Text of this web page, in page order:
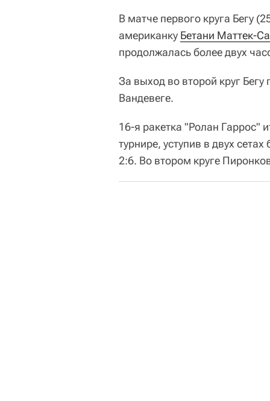
В матче первого круга Бегу
американку Бетани Маттек-
продолжалась более двух
За выход во второй круг
Вандевеге.
16-я ракетка "Ролан Гаррос"
турнире, уступив в двух
2:6. Во втором круге